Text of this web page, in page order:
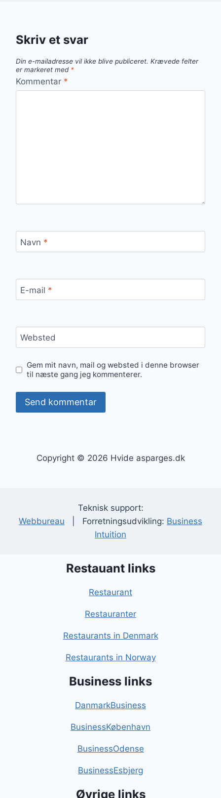
Skriv et svar
Din e-mailadresse vil ikke blive publiceret. Krævede felter
er markeret med *
Kommentar *
Navn *
E-mail *
Websted
Gem mit navn, mail og websted i denne browser
til næste gang jeg kommenterer.
Copyright © 2026 Hvide asparges.dk
Teknisk support:
Webbureau | Forretningsudvikling: Business
Intuition
Restauant links
Restaurant
Restauranter
Restaurants in Denmark
Restaurants in Norway
Business links
DanmarkBusiness
BusinessKøbenhavn
BusinessOdense
BusinessEsbjerg
Øvrige links